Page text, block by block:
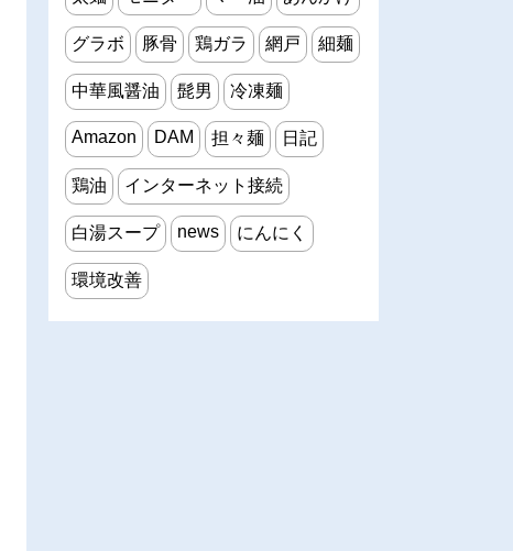
グラボ 豚骨 鶏ガラ 網戸 細麺
中華風醤油 髭男 冷凍麺
Amazon DAM 担々麺 日記
鶏油 インターネット接続
白湯スープ news にんにく
環境改善